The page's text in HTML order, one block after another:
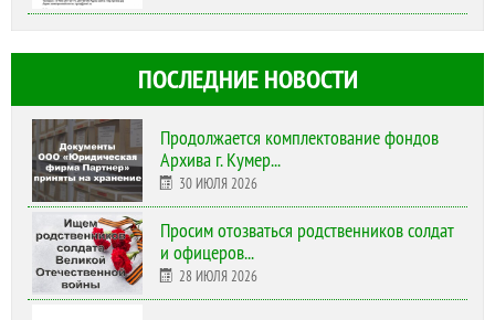
ПОСЛЕДНИЕ НОВОСТИ
Продолжается комплектование фондов
Архива г. Кумер...
30 ИЮЛЯ 2026
Просим отозваться родственников солдат
и офицеров...
28 ИЮЛЯ 2026